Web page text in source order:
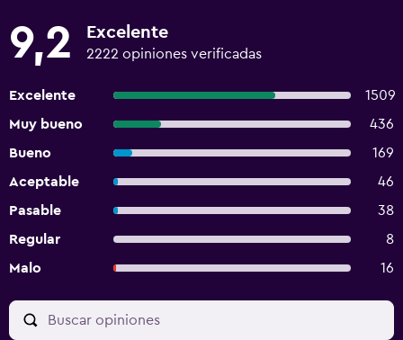
9,2 Excelente
2222 opiniones verificadas
Excelente
1509
Muy bueno
436
Bueno
169
Aceptable
46
Pasable
38
Regular
8
Malo
16